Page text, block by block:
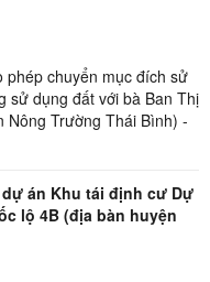
phép chuyển mục đích sử
sử dụng đất với bà Ban Thị
Nông Trường Thái Bình) -
án Khu tái định cư Dự
lộ 4B (địa bàn huyện